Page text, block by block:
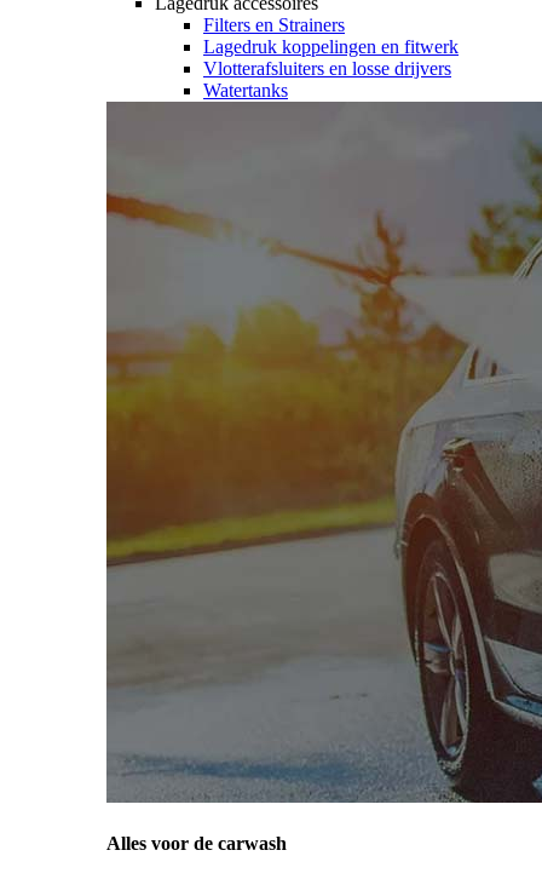
Filters en Strainers
Lagedruk koppelingen en fitwerk
Vlotterafsluiters en losse drijvers
Watertanks
Alles voor de carwash